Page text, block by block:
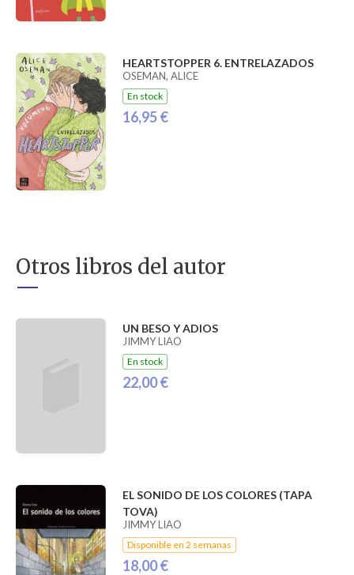
HEARTSTOPPER 6. ENTRELAZADOS
OSEMAN, ALICE
En stock
16,95 €
Otros libros del autor
UN BESO Y ADIOS
JIMMY LIAO
En stock
22,00 €
EL SONIDO DE LOS COLORES (TAPA
TOVA)
JIMMY LIAO
Disponible en 2 semanas
18,00 €